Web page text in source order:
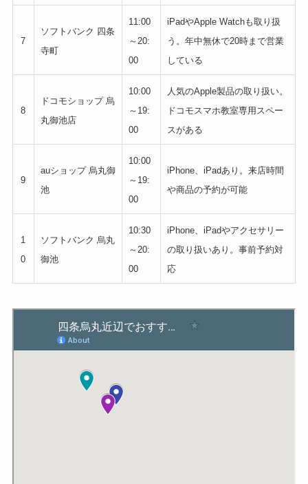
7
ソフトバンク 四条
寺町
11:00
～20:
00
iPadやApple Watchも取り扱
う。年中無休で20時まで営業
している
8
ドコモショップ 烏
丸御池店
10:00
～19:
00
人気のApple製品の取り扱い。
ドコモスマホ教室専用スペー
スがある
9
auショップ 烏丸御
池
10:00
～19:
00
iPhone、iPadあり。来店時間
や商品の予約が可能
1
0
ソフトバンク 烏丸
御池
10:30
～20:
00
iPhone、iPadやアクセサリー
の取り扱いあり。事前予約対
応